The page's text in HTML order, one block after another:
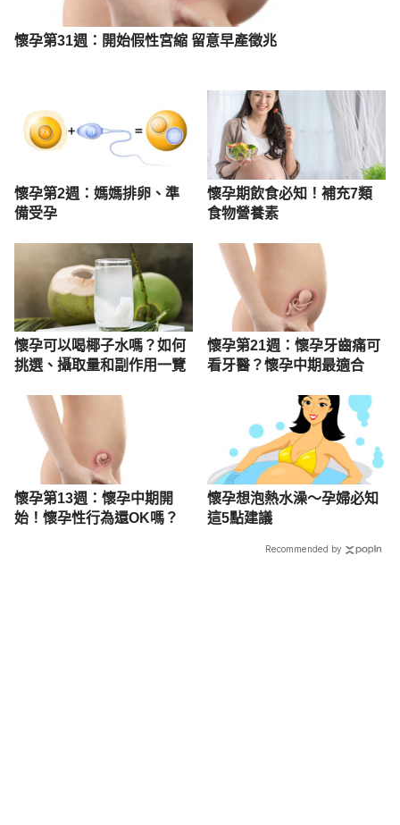
懷孕第31週：開始假性宮縮 留意早產徵兆
懷孕第2週：媽媽排卵、準
備受孕
懷孕期飲食必知！補充7類
食物營養素
懷孕可以喝椰子水嗎？如何
挑選、攝取量和副作用一覽
懷孕第21週：懷孕牙齒痛可
看牙醫？懷孕中期最適合
懷孕第13週：懷孕中期開
始！懷孕性行為還OK嗎？
懷孕想泡熱水澡～孕婦必知
這5點建議
Recommended by